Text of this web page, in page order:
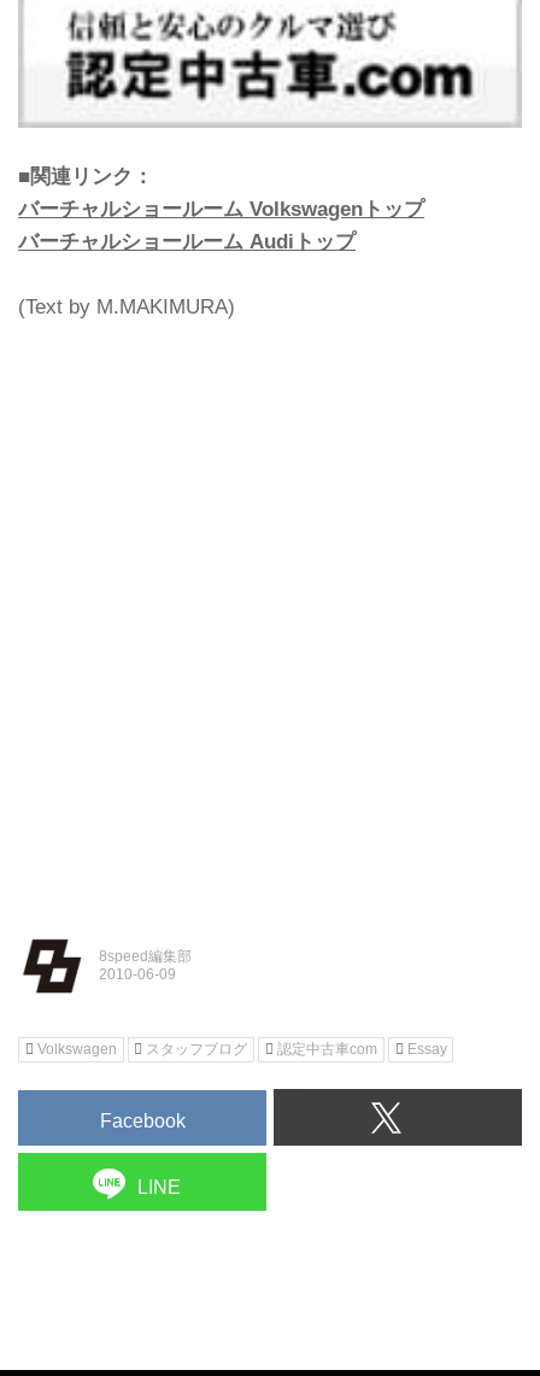
■関連リンク：
バーチャルショールーム Volkswagenトップ
バーチャルショールーム Audiトップ
(Text by M.MAKIMURA)
8speed編集部
Volkswagen スタッフブログ 認定中古車com Essay
Facebook
LINE